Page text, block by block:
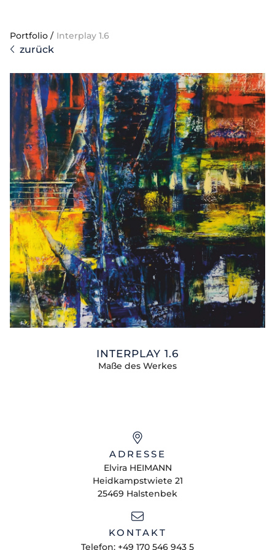
Portfolio / Interplay 1.6
zurück
INTERPLAY 1.6
Maße des Werkes
ADRESSE
Elvira HEIMANN
Heidkampstwiete 21
25469 Halstenbek
KONTAKT
Telefon: +49 170 546 943 5